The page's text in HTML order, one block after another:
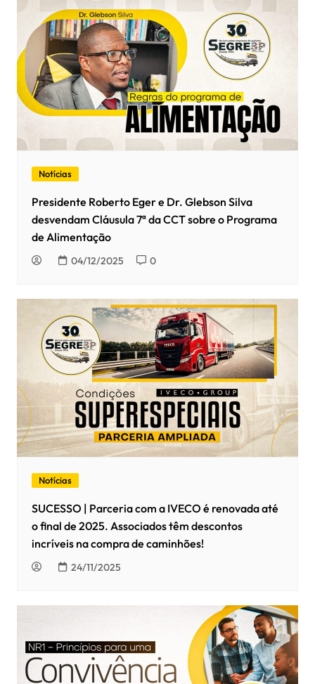
Notícias
Presidente Roberto Eger e Dr. Glebson Silva
desvendam Cláusula 7ª da CCT sobre o Programa
de Alimentação
04/12/2025 0
Notícias
SUCESSO | Parceria com a IVECO é renovada até
o final de 2025. Associados têm descontos
incríveis na compra de caminhões!
24/11/2025